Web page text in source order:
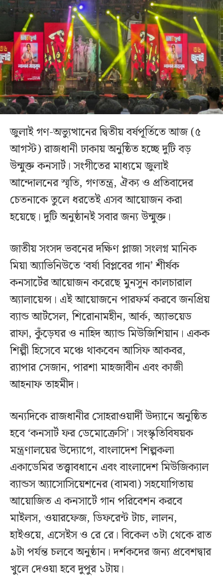
জুলাই গণ-অভ্যুত্থানের দ্বিতীয় বর্ষপূর্তিতে আজ (৫
আগস্ট) রাজধানী ঢাকায় অনুষ্ঠিত হচ্ছে দুটি বড়
উন্মুক্ত কনসার্ট। সংগীতের মাধ্যমে জুলাই
আন্দোলনের স্মৃতি, গণতন্ত্র, ঐক্য ও প্রতিবাদের
চেতনাকে তুলে ধরতেই এসব আয়োজন করা
হয়েছে। দুটি অনুষ্ঠানই সবার জন্য উন্মুক্ত।
জাতীয় সংসদ ভবনের দক্ষিণ প্লাজা সংলগ্ন মানিক
মিয়া অ্যাভিনিউতে ‘বর্ষা বিপ্লবের গান’ শীর্ষক
কনসার্টের আয়োজন করেছে মুনসুন কালচারাল
অ্যালায়েন্স। এই আয়োজনে পারফর্ম করবে জনপ্রিয়
ব্যান্ড আর্টসেল, শিরোনামহীন, আর্ক, অ্যাভয়েড
রাফা, কুঁড়েঘর ও নাহিদ অ্যান্ড মিউজিশিয়ান। একক
শিল্পী হিসেবে মঞ্চে থাকবেন আসিফ আকবর,
র‍্যাপার সেজান, পারশা মাহজাবীন এবং কাজী
আহনাফ তাহমীদ।
অন্যদিকে রাজধানীর সোহরাওয়ার্দী উদ্যানে অনুষ্ঠিত
হবে ‘কনসার্ট ফর ডেমোক্রেসি’। সংস্কৃতিবিষয়ক
মন্ত্রণালয়ের উদ্যোগে, বাংলাদেশ শিল্পকলা
একাডেমির তত্ত্বাবধানে এবং বাংলাদেশ মিউজিক্যাল
ব্যান্ডস অ্যাসোসিয়েশনের (বামবা) সহযোগিতায়
আয়োজিত এ কনসার্টে গান পরিবেশন করবে
মাইলস, ওয়ারফেজ, ডিফরেন্ট টাচ, লালন,
হাইওয়ে, এসেইস ও রে রে। বিকেল ৩টা থেকে রাত
৯টা পর্যন্ত চলবে অনুষ্ঠান। দর্শকদের জন্য প্রবেশদ্বার
খুলে দেওয়া হবে দুপুর ১টায়।